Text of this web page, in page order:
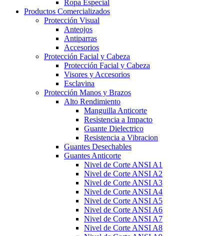
Ropa Especial
Productos Comercializados
Protección Visual
Anteojos
Antiparras
Accesorios
Protección Facial y Cabeza
Protección Facial y Cabeza
Visores y Accesorios
Esclavina
Protección Manos y Brazos
Alto Rendimiento
Manguilla Anticorte
Resistencia a Impacto
Guante Dielectrico
Resistencia a Vibracion
Guantes Desechables
Guantes Anticorte
Nivel de Corte ANSI A1
Nivel de Corte ANSI A2
Nivel de Corte ANSI A3
Nivel de Corte ANSI A4
Nivel de Corte ANSI A5
Nivel de Corte ANSI A6
Nivel de Corte ANSI A7
Nivel de Corte ANSI A8